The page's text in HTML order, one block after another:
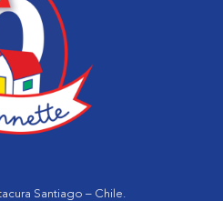
Santiago – Chile.